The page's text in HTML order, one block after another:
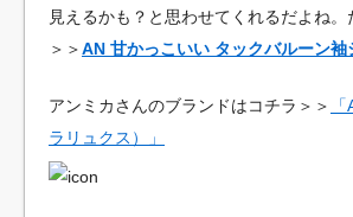
見えるかも？と思わせてくれるだよね
＞＞AN 甘かっこいい タックバルーン袖
アンミカさんのブランドはコチラ＞＞
ラリュクス）」